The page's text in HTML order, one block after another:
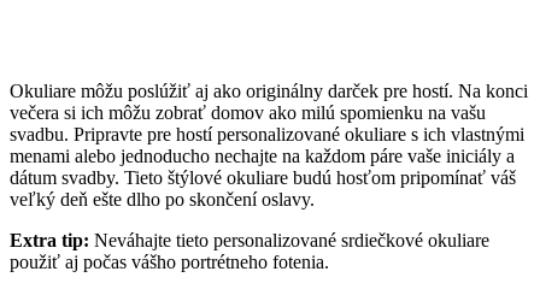
Okuliare môžu poslúžiť aj ako originálny darček pre hostí. Na konci
večera si ich môžu zobrať domov ako milú spomienku na vašu
svadbu. Pripravte pre hostí personalizované okuliare s ich vlastnými
menami alebo jednoducho nechajte na každom páre vaše iniciály a
dátum svadby. Tieto štýlové okuliare budú hosťom pripomínať váš
veľký deň ešte dlho po skončení oslavy.
Extra tip: Neváhajte tieto personalizované srdiečkové okuliare
použiť aj počas vášho portrétneho fotenia.